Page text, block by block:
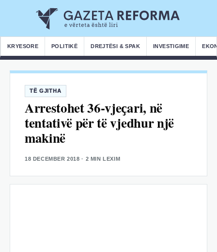
KRYESORE POLITIKË DREJTËSI & SPAK INVESTIGIME
TË GJITHA
Arrestohet 36-vjeҫari, në
tentativë për të vjedhur një
makinë
18 DECEMBER 2018 · 2 MIN LEXIM